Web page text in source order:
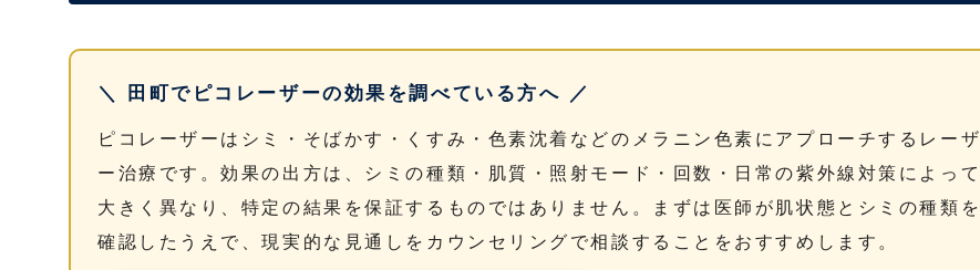
＼ 田町でピコレーザーの効果を調べている方へ ／
ピコレーザーはシミ・そばかす・くすみ・色素沈着などのメラニン色素にアプローチするレーザ
ー治療です。効果の出方は、シミの種類・肌質・照射モード・回数・日常の紫外線対策によって
大きく異なり、特定の結果を保証するものではありません。まずは医師が肌状態とシミの種類を
確認したうえで、現実的な見通しをカウンセリングで相談することをおすすめします。